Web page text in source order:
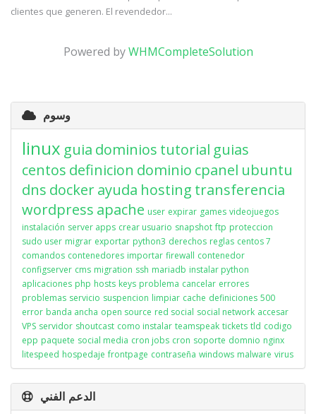
clientes que generen. El revendedor...
Powered byWHMCompleteSolution
وسوم
linux guia dominios tutorial guias
centos definicion dominio cpanel ubuntu
dns dockerayuda hosting transferencia
wordpress apache user expirar games videojuegos
instalación server apps crear usuario snapshot ftp proteccion
sudo user migrar exportar python3 derechos reglas centos 7
comandos contenedores importar firewall contenedor
configserver cms migration ssh mariadb instalar python
aplicaciones php hosts keys problema cancelar errores
problemas servicio suspencion limpiar cache definiciones 500
error banda ancha open source red social social network accesar
VPS servidor shoutcast como instalar teamspeak tickets tld codigo
epp paquete social media cron jobs cron soporte domnio nginx
litespeed hospedaje frontpage contraseña windows malware virus
الدعم الفني